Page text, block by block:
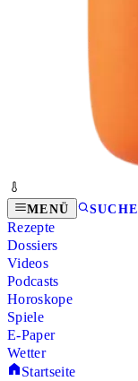
MENÜ SUCHE
Rezepte
Dossiers
Videos
Podcasts
Horoskope
Spiele
E-Paper
Wetter
Startseite